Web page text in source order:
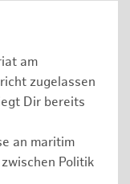
am
zugelassen
Dir bereits
an maritim
Politik